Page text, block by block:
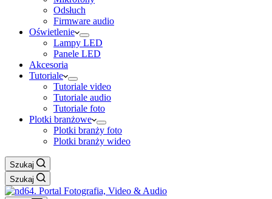
Odsłuch
Firmware audio
Oświetlenie
Lampy LED
Panele LED
Akcesoria
Tutoriale
Tutoriale video
Tutoriale audio
Tutoriale foto
Plotki branżowe
Plotki branży foto
Plotki branży wideo
Szukaj
Szukaj